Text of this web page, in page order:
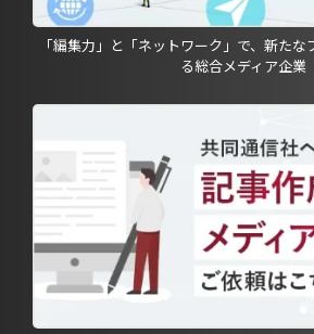
「編集力」と「ネットワーク」で、新た
る総合メディア企業